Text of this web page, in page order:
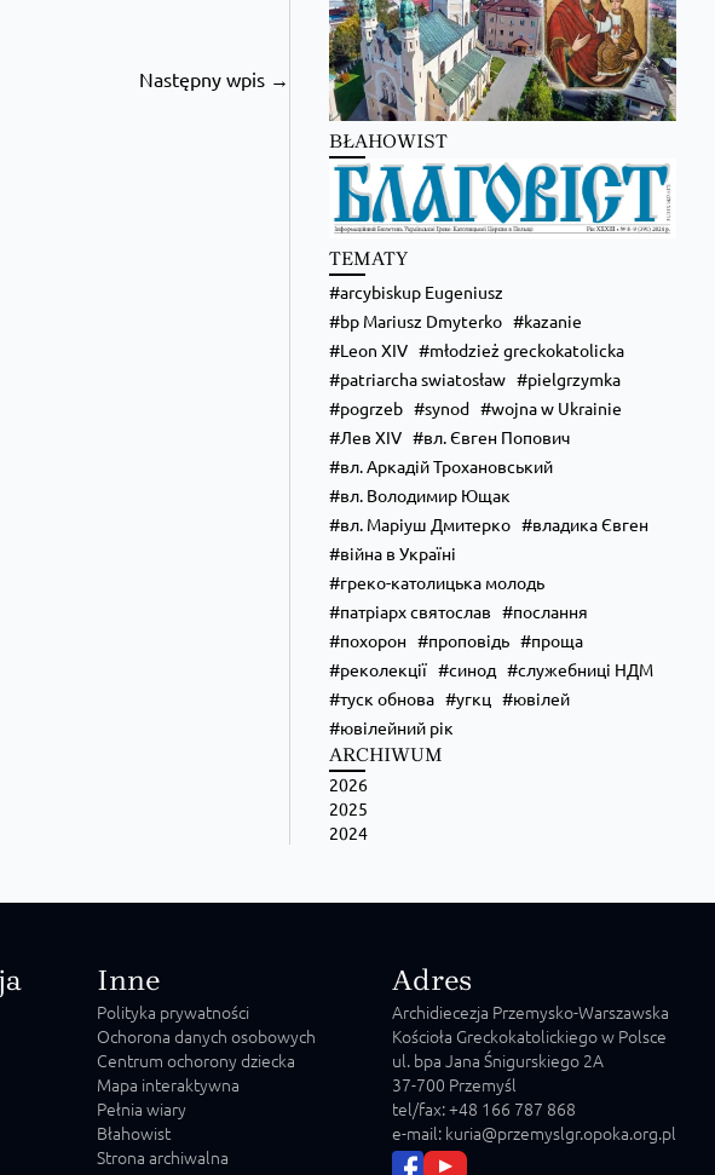
Następny wpis →
Zobacz na Facebooku · Udostępnij
Kościół Greckokatolicki
Бучацька єпархія УГКЦ отримає єпископа-
помічника!
Zobacz na Facebooku · Udostępnij
BŁAHOWIST
TEMATY
arcybiskup Eugeniusz
bp Mariusz Dmyterko
kazanie
Leon XIV
młodzież greckokatolicka
patriarcha swiatosław
pielgrzymka
pogrzeb
synod
wojna w Ukrainie
Лев XIV
вл. Євген Попович
вл. Аркадій Трохановський
вл. Володимир Ющак
вл. Маріуш Дмитерко
владика Євген
війна в Україні
греко-католицька молодь
патріарх святослав
послання
похорон
проповідь
проща
реколекції
синод
служебниці НДМ
туск обнова
угкц
ювілей
ювілейний рік
ARCHIWUM
2026
2025
2024
Inne
Polityka prywatności
Ochorona danych osobowych
Centrum ochorony dziecka
Mapa interaktywna
Pełnia wiary
Błahowist
Strona archiwalna
Adres
Archidiecezja Przemysko-Warszawska
Kościoła Greckokatolickiego w Polsce
ul. bpa Jana Śnigurskiego 2A
37-700 Przemyśl
tel/fax: +48 166 787 868
e-mail: kuria@przemyslgr.opoka.org.pl